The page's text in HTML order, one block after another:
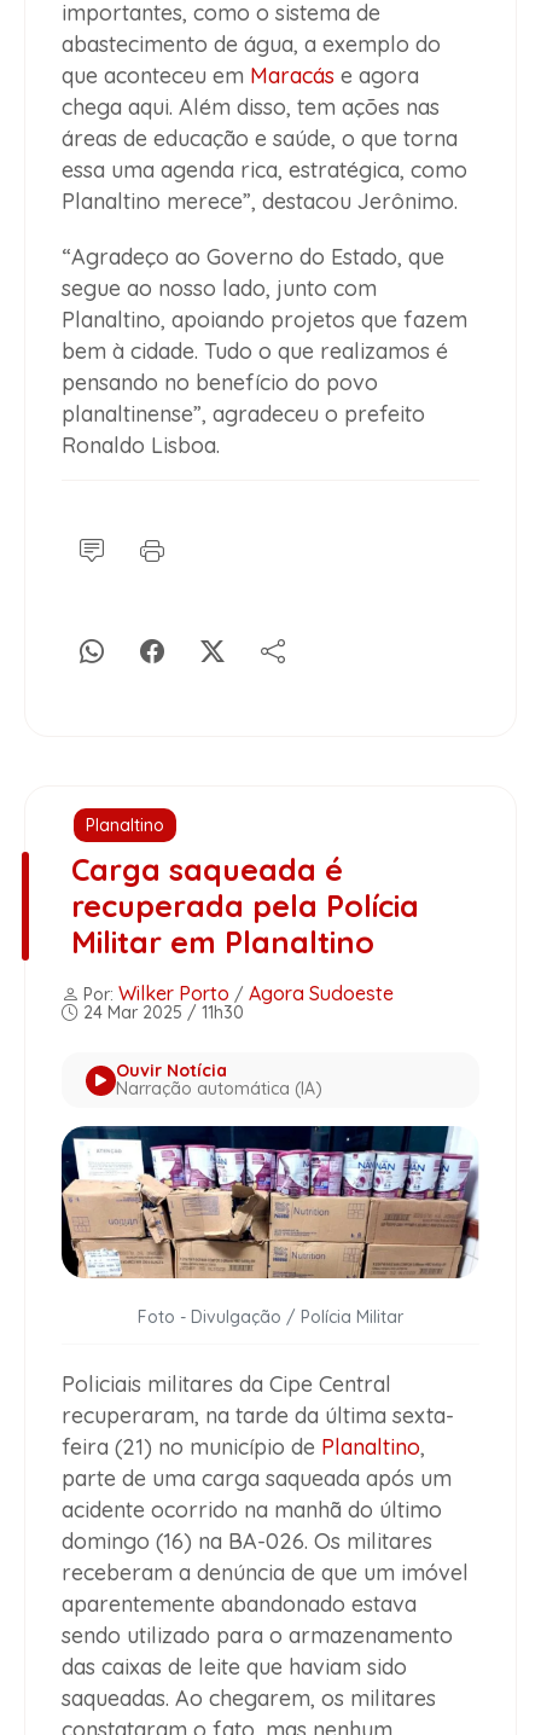
importantes, como o sistema de
abastecimento de água, a exemplo do
que aconteceu em Maracás e agora
chega aqui. Além disso, tem ações nas
áreas de educação e saúde, o que torna
essa uma agenda rica, estratégica, como
Planaltino merece”, destacou Jerônimo.
“Agradeço ao Governo do Estado, que
segue ao nosso lado, junto com
Planaltino, apoiando projetos que fazem
bem à cidade. Tudo o que realizamos é
pensando no benefício do povo
planaltinense”, agradeceu o prefeito
Ronaldo Lisboa.
Planaltino
Carga saqueada é
recuperada pela Polícia
Militar em Planaltino
Por: Wilker Porto / Agora Sudoeste
24 Mar 2025 / 11h30
Ouvir Notícia
Narração automática (IA)
Foto - Divulgação / Polícia Militar
Policiais militares da Cipe Central
recuperaram, na tarde da última sexta-
feira (21) no município de Planaltino,
parte de uma carga saqueada após um
acidente ocorrido na manhã do último
domingo (16) na BA-026. Os militares
receberam a denúncia de que um imóvel
aparentemente abandonado estava
sendo utilizado para o armazenamento
das caixas de leite que haviam sido
saqueadas. Ao chegarem, os militares
constataram o fato, mas nenhum